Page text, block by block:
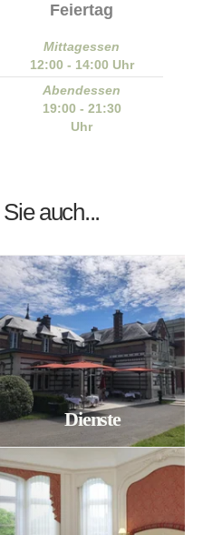
Feiertag
Mittagessen
12:00 - 14:00 Uhr
Abendessen
19:00 - 21:30
Uhr
auch...
Dienste